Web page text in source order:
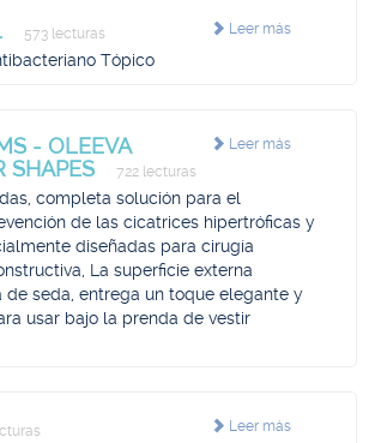
Leer más
573 lecturas
Tópico
Leer más
- OLEEVA
SHAPES
722 lecturas
completa solución para el
de las cicatrices hipertróficas y
diseñadas para cirugía
La superficie externa
seda, entrega un toque elegante y
usar bajo la prenda de vestir
Leer más